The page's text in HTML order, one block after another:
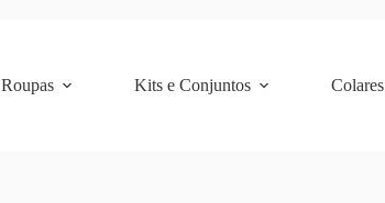
Roupas Kits e Conjuntos Colares